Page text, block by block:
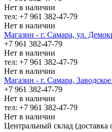
Нет в наличии
тел: +7 961 382-47-79
Нет в наличии
Магазин - г. Самара, ул.
+7 961 382-47-79
Нет в наличии
тел: +7 961 382-47-79
Нет в наличии
Магазин - г. Самара,
+7 961 382-47-79
Нет в наличии
тел: +7 961 382-47-79
Нет в наличии
Центральный склад (доставка